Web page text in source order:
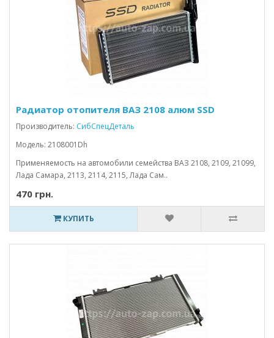
Радиатор отопителя ВАЗ 2108 алюм SSD
Производитель: СибСпецДеталь
Модель: 2108001Dh
Применяемость на автомобили семейства ВАЗ 2108, 2109, 21099,
Лада Самара, 2113, 2114, 2115, Лада Сам..
470 грн.
КУПИТЬ